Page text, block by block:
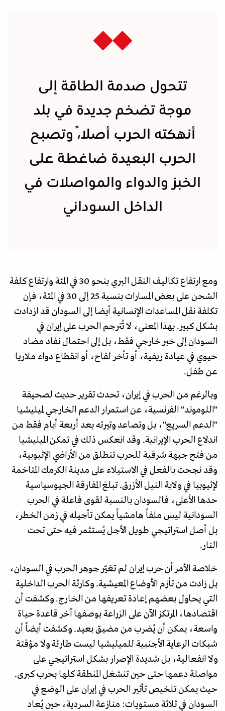
تتحول صدمة الطاقة إلى
موجة تضخم جديدة في بلد
أنهكته الحرب أصلاً، وتصبح
الحرب البعيدة ضاغطة على
الخبز والدواء والمواصلات في
الداخل السوداني
ومع ارتفاع تكاليف النقل البري بنحو 30 في المئة وارتفاع كلفة
الشحن على بعض المسارات بنسبة 25 إلى 30 في المئة، فإن
تكلفة نقل المساعدات الإنسانية أيضا إلى السودان قد ازدادت
بشكل كبير. بهذا المعنى، لا تُترجم الحرب على إيران في
السودان إلى خبر خارجي فقط، بل إلى احتمال نفاد مضاد
حيوي في عيادة ريفية، أو تأخر لقاح، أو انقطاع دواء ملاريا
عن طفل.
وبالرغم من الحرب في إيران، تحدث تقرير حديث لصحيفة
"اللوموند" الفرنسية، عن استمرار الدعم الخارجي لميليشيا
"الدعم السريع"، بل وتصاعد وتيرته بعد أربعة أيام فقط من
اندلاع الحرب الإيرانية. وقد انعكس ذلك في تمكن الميليشيا
من فتح جبهة شرقية للحرب تنطلق من الأراضي الإثيوبية،
وقد نجحت بالفعل في الاستيلاء على مدينة الكرمك المتاخمة
لإثيوبيا في ولاية النيل الأزرق. تبلغ المفارقة الجيوسياسية
حدها الأعلى، فالسودان بالنسبة لقوى فاعلة في الحرب
السودانية ليس ملفاً هامشياً يمكن تأجيله في زمن الخطر،
بل أصل استراتيجي طويل الأجل يُستثمر فيه حتى تحت
النار.
خلاصة الأمر أن حرب إيران لم تغيّر جوهر الحرب في السودان،
بل زادت من تأزم الأوضاع المعيشية. وكارثة الحرب الداخلية
التي يحاول بعضهم إعادة تعريفها من الخارج. وكشفت أن
اقتصادها، المرتكز الآن على الزراعة بوصفها آخر قاعدة حياة
واسعة، يمكن أن يُضرب من مضيق بعيد. وكشفت أيضاً أن
شبكات الرعاية الأجنبية للميليشيا ليست طارئة ولا مؤقتة
ولا انفعالية، بل شديدة الإصرار بشكل استراتيجي على
مواصلة دعمها حتى حين تنشغل المنطقة كلها بحرب كبرى.
حيث يمكن تلخيص تأثير الحرب في إيران على الوضع في
السودان في ثلاثة مستويات: منازعة السردية، حين يُعاد